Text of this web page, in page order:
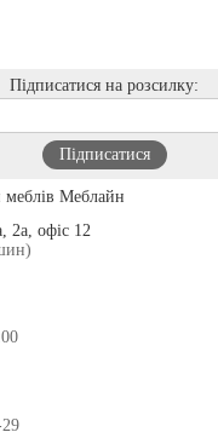
Підписатися на розсилку:
меблів Меблайн
2а, офіс 12